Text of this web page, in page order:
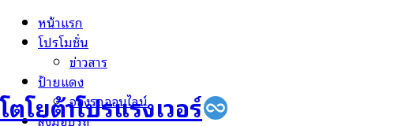
Skip
โตโยต้าโปรแรงเวอร์
หน้าแรก
โปรโมชั่น
ข่าวสาร
ป้ายแดง
จองรถออนไลน์
ส่งมอบรถ